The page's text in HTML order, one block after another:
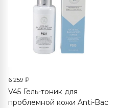
6 259 ₽
V45 Гель-тоник для
проблемной кожи Anti-Bac